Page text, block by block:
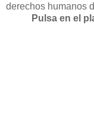
derechos humanos
Pulsa en el